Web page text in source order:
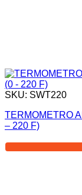
SKU: SWT220
TERMOMETRO
– 220 F)